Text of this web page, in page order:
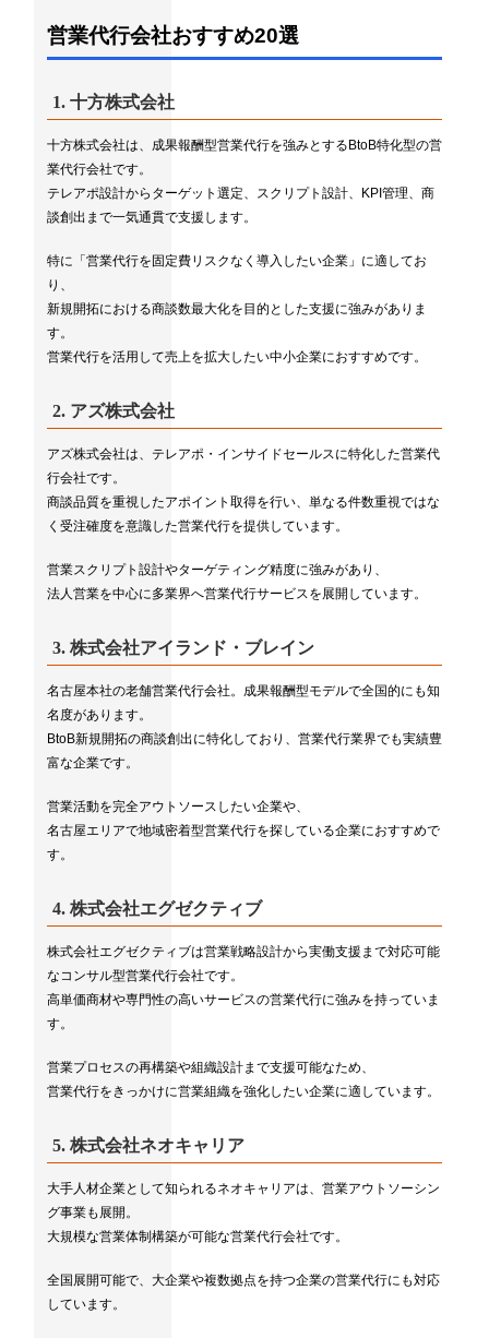
営業代行会社おすすめ20選
1. 十方株式会社
十方株式会社は、成果報酬型営業代行を強みとするBtoB特化型の営
業代行会社です。
テレアポ設計からターゲット選定、スクリプト設計、KPI管理、商
談創出まで一気通貫で支援します。
特に「営業代行を固定費リスクなく導入したい企業」に適してお
り、
新規開拓における商談数最大化を目的とした支援に強みがありま
す。
営業代行を活用して売上を拡大したい中小企業におすすめです。
2. アズ株式会社
アズ株式会社は、テレアポ・インサイドセールスに特化した営業代
行会社です。
商談品質を重視したアポイント取得を行い、単なる件数重視ではな
く受注確度を意識した営業代行を提供しています。
営業スクリプト設計やターゲティング精度に強みがあり、
法人営業を中心に多業界へ営業代行サービスを展開しています。
3. 株式会社アイランド・ブレイン
名古屋本社の老舗営業代行会社。成果報酬型モデルで全国的にも知
名度があります。
BtoB新規開拓の商談創出に特化しており、営業代行業界でも実績豊
富な企業です。
営業活動を完全アウトソースしたい企業や、
名古屋エリアで地域密着型営業代行を探している企業におすすめで
す。
4. 株式会社エグゼクティブ
株式会社エグゼクティブは営業戦略設計から実働支援まで対応可能
なコンサル型営業代行会社です。
高単価商材や専門性の高いサービスの営業代行に強みを持っていま
す。
営業プロセスの再構築や組織設計まで支援可能なため、
営業代行をきっかけに営業組織を強化したい企業に適しています。
5. 株式会社ネオキャリア
大手人材企業として知られるネオキャリアは、営業アウトソーシン
グ事業も展開。
大規模な営業体制構築が可能な営業代行会社です。
全国展開可能で、大企業や複数拠点を持つ企業の営業代行にも対応
しています。